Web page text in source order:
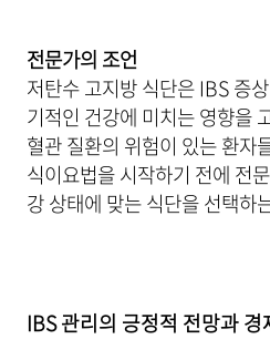
전문가의 조언
저탄수 고지방 식단은 IBS 증
기적인 건강에 미치는 영향을
혈관 질환의 위험이 있는 환자
식이요법을 시작하기 전에 전
강 상태에 맞는 식단을 선택하
IBS 관리의 긍정적 전망과 경